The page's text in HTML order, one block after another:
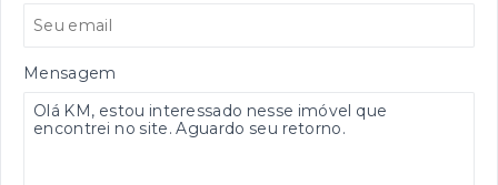
Mensagem